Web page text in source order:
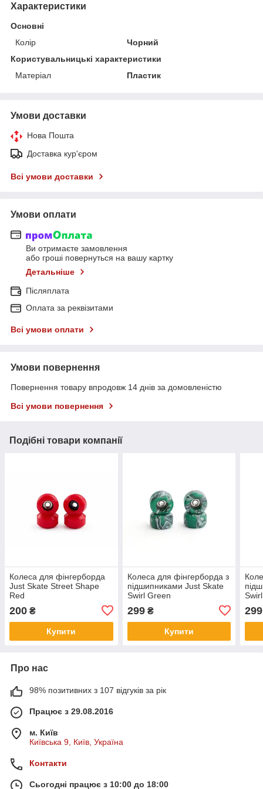
Характеристики
Основні
Колір
Чорний
Користувальницькі характеристики
Матеріал
Пластик
Умови доставки
Нова Пошта
Доставка кур'єром
Всі умови доставки
Умови оплати
Ви отримаєте замовлення
або гроші повернуться на вашу картку
Детальніше
Післяплата
Оплата за реквізитами
Всі умови оплати
Умови повернення
Повернення товару впродовж 14 днів за домовленістю
Всі умови повернення
Подібні товари компанії
Колеса для фінгерборда
Just Skate Street Shape
Red
200 ₴
Купити
Колеса для фінгерборда з
підшипниками Just Skate
Swirl Green
299₴
Купити
299
Про нас
98% позитивних з 107 відгуків за рік
Працює з 29.08.2016
м. Київ
Київська 9, Київ, Україна
Контакти
Сьогодні працює з 10:00 до 18:00